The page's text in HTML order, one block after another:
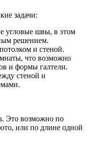
задачи:
угловые швы, в этом
решением.
и стеной.
что возможно
и формы галтели.
стеной и
Это возможно по
или по длине одной